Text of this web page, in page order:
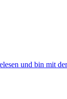
und bin mit